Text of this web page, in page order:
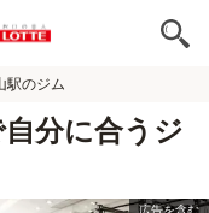
駅のジム
分に合うジ